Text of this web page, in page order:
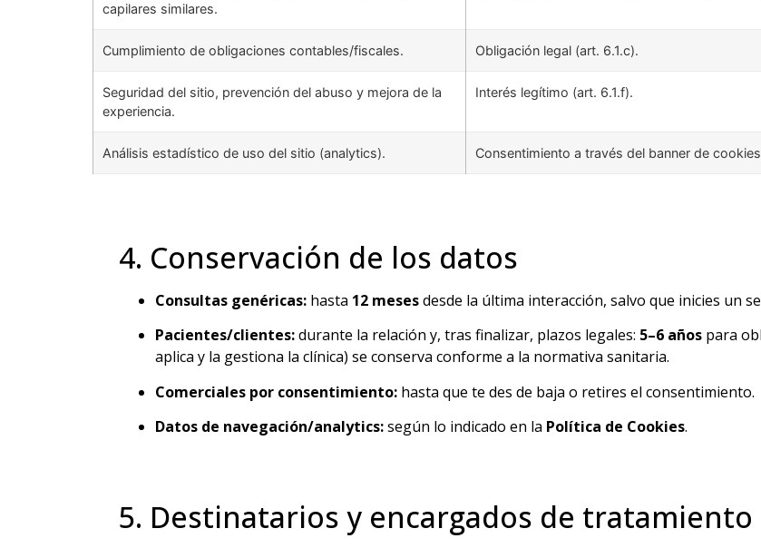
capilares similares.
Cumplimiento de obligaciones contables/fiscales. Obligación legal (art. 6.1.c).
Seguridad del sitio, prevención del abuso y mejora de la
experiencia.
Interés legítimo (art. 6.1.f).
Análisis estadístico de uso del sitio (analytics). Consentimiento a través del banner de
4. Conservación de los datos
Consultas genéricas:hasta 12 mesesdesde la última interacción, salvo que inicies un
Pacientes/clientes:durante la relación y, tras finalizar, plazos legales: 5–6 añospara
aplica y la gestiona la clínica) se conserva conforme a la normativa sanitaria.
Comerciales por consentimiento:hasta que te des de baja o retires el consentimiento.
Datos de navegación/analytics:según lo indicado en la Política de Cookies.
5. Destinatarios y encargados de tratamiento